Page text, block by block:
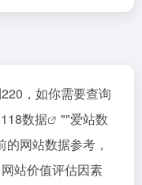
，如你需要查询
数据 ""爱站数
网站数据参考，
站价值评估因素